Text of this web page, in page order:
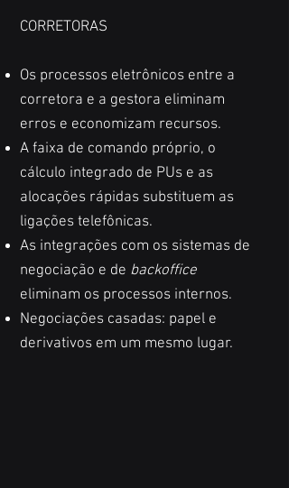
CORRETORAS
Os processos eletrônicos entre a
corretora e a gestora eliminam
erros e economizam recursos.
A faixa de comando próprio, o
cálculo integrado de PUs e as
alocações rápidas substituem as
ligações telefônicas.
As integrações com os sistemas de
negociação e de backoffice
eliminam os processos internos.
Negociações casadas: papel e
derivativos em um mesmo lugar.